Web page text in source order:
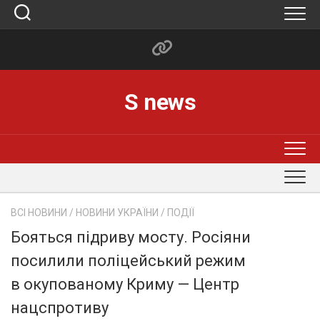
Skip
S news
ВСІ НОВИНИ / НОВИНИ УКРАЇНИ / ПОДІЇ
Бояться підриву мосту. Росіяни
посилили поліцейський режим
в окупованому Криму — Центр
нацспротиву